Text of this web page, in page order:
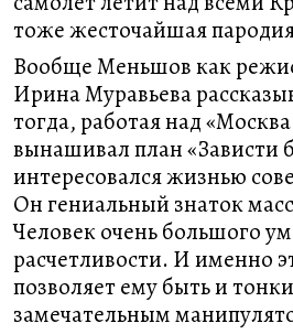
тоже жесточайшая
Вообще Меньшов как
Ирина Муравьева
тогда, работая над
вынашивал план «Зависти
интересовался жизнью
Он гениальный знаток
Человек очень большого
расчетливости. И именно
позволяет ему быть и
замечательным